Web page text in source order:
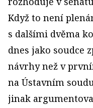
Když to není
s dalšími dvěma
dnes jako soudce
návrhy než v
na Ústavním
jinak